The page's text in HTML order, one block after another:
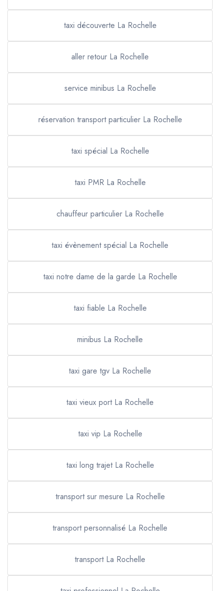
taxi découverte La Rochelle
aller retour La Rochelle
service minibus La Rochelle
réservation transport particulier La Rochelle
taxi spécial La Rochelle
taxi PMR La Rochelle
chauffeur particulier La Rochelle
taxi évènement spécial La Rochelle
taxi notre dame de la garde La Rochelle
taxi fiable La Rochelle
minibus La Rochelle
taxi gare tgv La Rochelle
taxi vieux port La Rochelle
taxi vip La Rochelle
taxi long trajet La Rochelle
transport sur mesure La Rochelle
transport personnalisé La Rochelle
transport La Rochelle